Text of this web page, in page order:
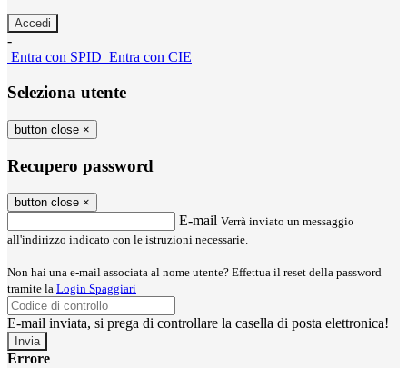
-
Entra con SPID Entra con CIE
Seleziona utente
button close ×
Recupero password
button close ×
E-mail Verrà inviato un messaggio
all'indirizzo indicato con le istruzioni necessarie.
Non hai una e-mail associata al nome utente? Effettua il reset della password
tramite la Login Spaggiari
E-mail inviata, si prega di controllare la casella di posta elettronica!
Errore